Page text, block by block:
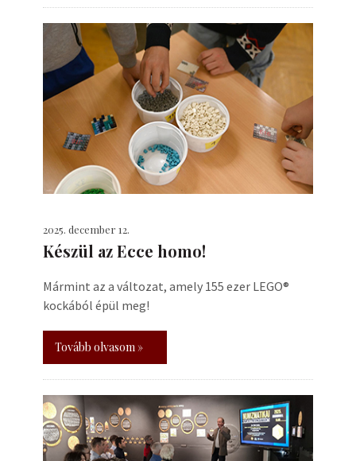
2025. december 12.
Készül az Ecce homo!
Mármint az a változat, amely 155 ezer LEGO®
kockából épül meg!
Tovább olvasom »